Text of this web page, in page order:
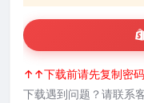
↑↑下载前请先复制密
下载遇到问题？请联系